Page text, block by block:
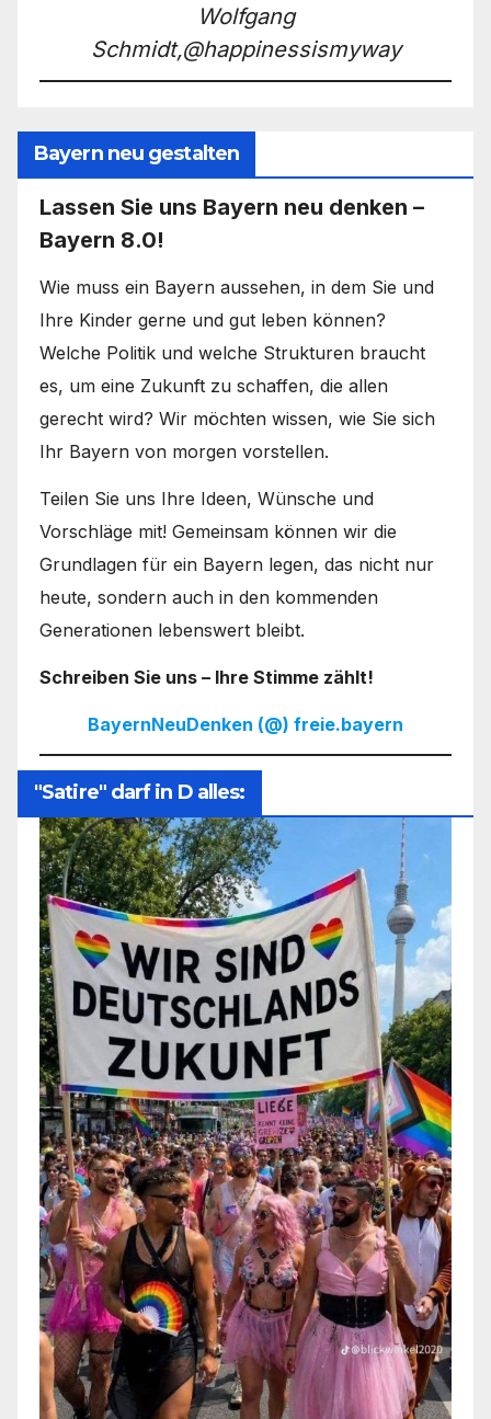
Wolfgang
Schmidt,@happinessismyway
Bayern neu gestalten
Lassen Sie uns Bayern neu denken –
Bayern 8.0!
Wie muss ein Bayern aussehen, in dem Sie und
Ihre Kinder gerne und gut leben können?
Welche Politik und welche Strukturen braucht
es, um eine Zukunft zu schaffen, die allen
gerecht wird? Wir möchten wissen, wie Sie sich
Ihr Bayern von morgen vorstellen.
Teilen Sie uns Ihre Ideen, Wünsche und
Vorschläge mit! Gemeinsam können wir die
Grundlagen für ein Bayern legen, das nicht nur
heute, sondern auch in den kommenden
Generationen lebenswert bleibt.
Schreiben Sie uns – Ihre Stimme zählt!
BayernNeuDenken (@) freie.bayern
"Satire" darf in D alles: